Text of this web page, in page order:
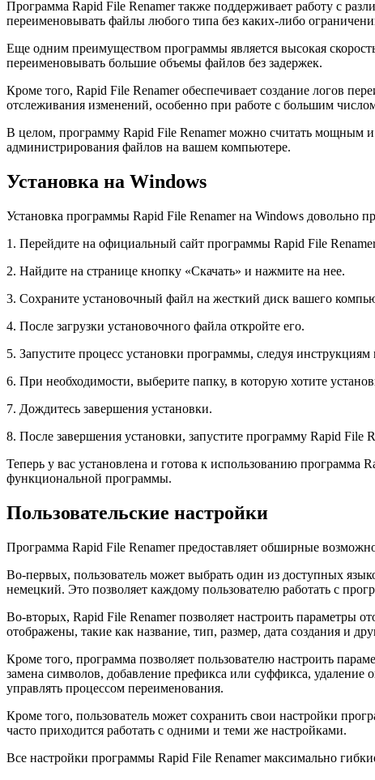
Программа Rapid File Renamer также поддерживает работу с
переименовывать файлы любого типа без каких-либо
Еще одним преимуществом программы является высокая
переименовывать большие объемы файлов без задержек.
Кроме того, Rapid File Renamer обеспечивает создание логов
отслеживания изменений, особенно при работе с большим
В целом, программу Rapid File Renamer можно считать мощным
администрирования файлов на вашем компьютере.
Установка на Windows
Установка программы Rapid File Renamer на Windows довольно
1. Перейдите на официальный сайт программы Rapid File
2. Найдите на странице кнопку «Скачать» и нажмите на нее.
3. Сохраните установочный файл на жесткий диск вашего
4. После загрузки установочного файла откройте его.
5. Запустите процесс установки программы, следуя инструкциям
6. При необходимости, выберите папку, в которую хотите
7. Дождитесь завершения установки.
8. После завершения установки, запустите программу Rapid
Теперь у вас установлена и готова к использованию
функциональной программы.
Пользовательские настройки
Программа Rapid File Renamer предоставляет обширные
Во-первых, пользователь может выбрать один из доступных
немецкий. Это позволяет каждому пользователю работать с
Во-вторых, Rapid File Renamer позволяет настроить параметры
отображены, такие как название, тип, размер, дата создания и
Кроме того, программа позволяет пользователю настроить
замена символов, добавление префикса или суффикса,
управлять процессом переименования.
Кроме того, пользователь может сохранить свои настройки
часто приходится работать с одними и теми же настройками.
Все настройки программы Rapid File Renamer максимально